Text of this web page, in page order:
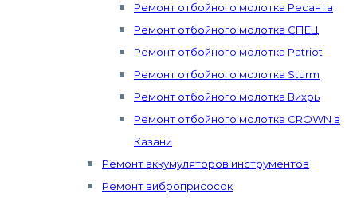
Ремонт отбойного молотка Ресанта
Ремонт отбойного молотка СПЕЦ
Ремонт отбойного молотка Patriot
Ремонт отбойного молотка Sturm
Ремонт отбойного молотка Вихрь
Ремонт отбойного молотка CROWN в
Казани
Ремонт аккумуляторов инструментов
Ремонт виброприсосок